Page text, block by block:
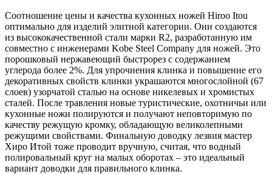
Соотношение цены и качества кухонных ножей Hiroo Itou
оптимально для изделий элитной категории. Они создаются
из высококачественной стали марки R2, разработанную им
совместно с инженерами Kobe Steel Company для ножей. Это
порошковый нержавеющий быстрорез с содержанием
углерода более 2%. Для упрочнения клинка и повышение его
декоративных свойств клинки украшаются многослойной (67
слоев) узорчатой сталью на основе никелевых и хромистых
сталей. После травления новые туристические, охотничьи или
кухонные ножи полируются и получают неповторимую по
качеству режущую кромку, обладающую великолепными
режущими свойствами. Финальную доводку лезвия мастер
Хиро Итой тоже проводит вручную, считая, что водный
полировальный круг на малых оборотах – это идеальный
вариант доводки для правильного клинка.